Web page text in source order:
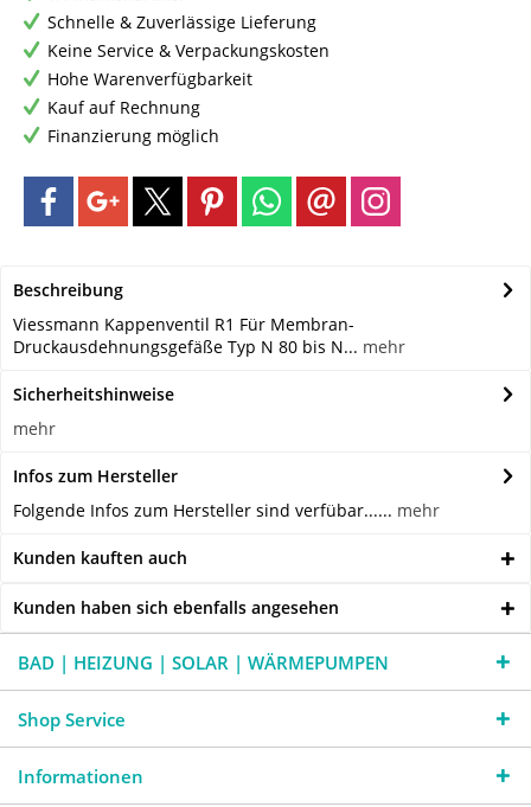
Schnelle & Zuverlässige Lieferung
Keine Service & Verpackungskosten
Hohe Warenverfügbarkeit
Kauf auf Rechnung
Finanzierung möglich
Beschreibung
Viessmann Kappenventil R1 Für Membran-
Druckausdehnungsgefäße Typ N 80 bis N... mehr
Sicherheitshinweise
mehr
Infos zum Hersteller
Folgende Infos zum Hersteller sind verfübar...... mehr
Kunden kauften auch
Kunden haben sich ebenfalls angesehen
BAD | HEIZUNG | SOLAR | WÄRMEPUMPEN
Shop Service
Informationen